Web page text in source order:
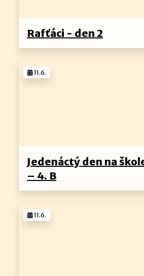
Rafťáci - den 2
Jedenáctý den na
– 4. B
11.6.
11.6.